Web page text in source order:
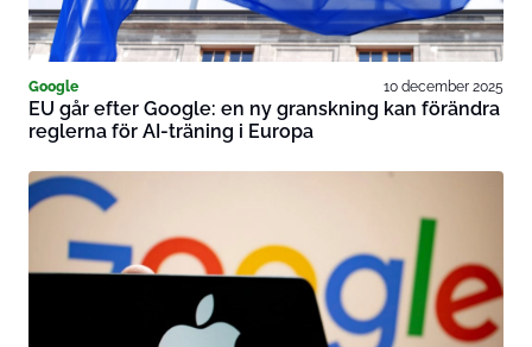
Google 10 december 2025
EU går efter Google: en ny granskning kan förändra
reglerna för AI-träning i Europa